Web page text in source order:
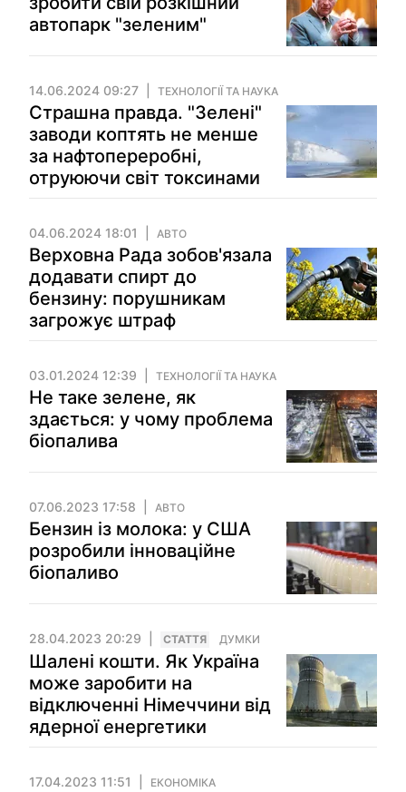
автопарк "зеленим"
14.06.2024 09:27 ТЕХНОЛОГІЇ ТА НАУКА
Страшна правда. "Зелені"
заводи коптять не менше
за нафтопереробні,
отруюючи світ токсинами
04.06.2024 18:01 АВТО
Верховна Рада зобов'язала
додавати спирт до
бензину: порушникам
загрожує штраф
03.01.2024 12:39 ТЕХНОЛОГІЇ ТА НАУКА
Не таке зелене, як
здається: у чому проблема
біопалива
07.06.2023 17:58 АВТО
Бензин із молока: у США
розробили інноваційне
біопаливо
28.04.2023 20:29 СТАТТЯ ДУМКИ
Шалені кошти. Як Україна
може заробити на
відключенні Німеччини від
ядерної енергетики
17.04.2023 11:51 ЕКОНОМІКА